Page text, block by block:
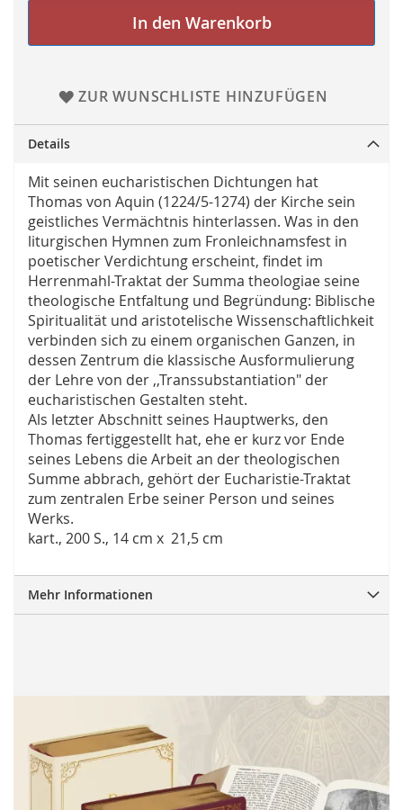
In den Warenkorb
ZUR WUNSCHLISTE HINZUFÜGEN
Details
Mit seinen eucharistischen Dichtungen hat
Thomas von Aquin (1224/5-1274) der Kirche sein
geistliches Vermächtnis hinterlassen. Was in den
liturgischen Hymnen zum Fronleichnamsfest in
poetischer Verdichtung erscheint, findet im
Herrenmahl-Traktat der Summa theologiae seine
theologische Entfaltung und Begründung: Biblische
Spiritualität und aristotelische Wissenschaftlichkeit
verbinden sich zu einem organischen Ganzen, in
dessen Zentrum die klassische Ausformulierung
der Lehre von der ,,Transsubstantiation" der
eucharistischen Gestalten steht.
Als letzter Abschnitt seines Hauptwerks, den
Thomas fertiggestellt hat, ehe er kurz vor Ende
seines Lebens die Arbeit an der theologischen
Summe abbrach, gehört der Eucharistie-Traktat
zum zentralen Erbe seiner Person und seines
Werks.
kart., 200 S., 14 cm x 21,5 cm
Mehr Informationen